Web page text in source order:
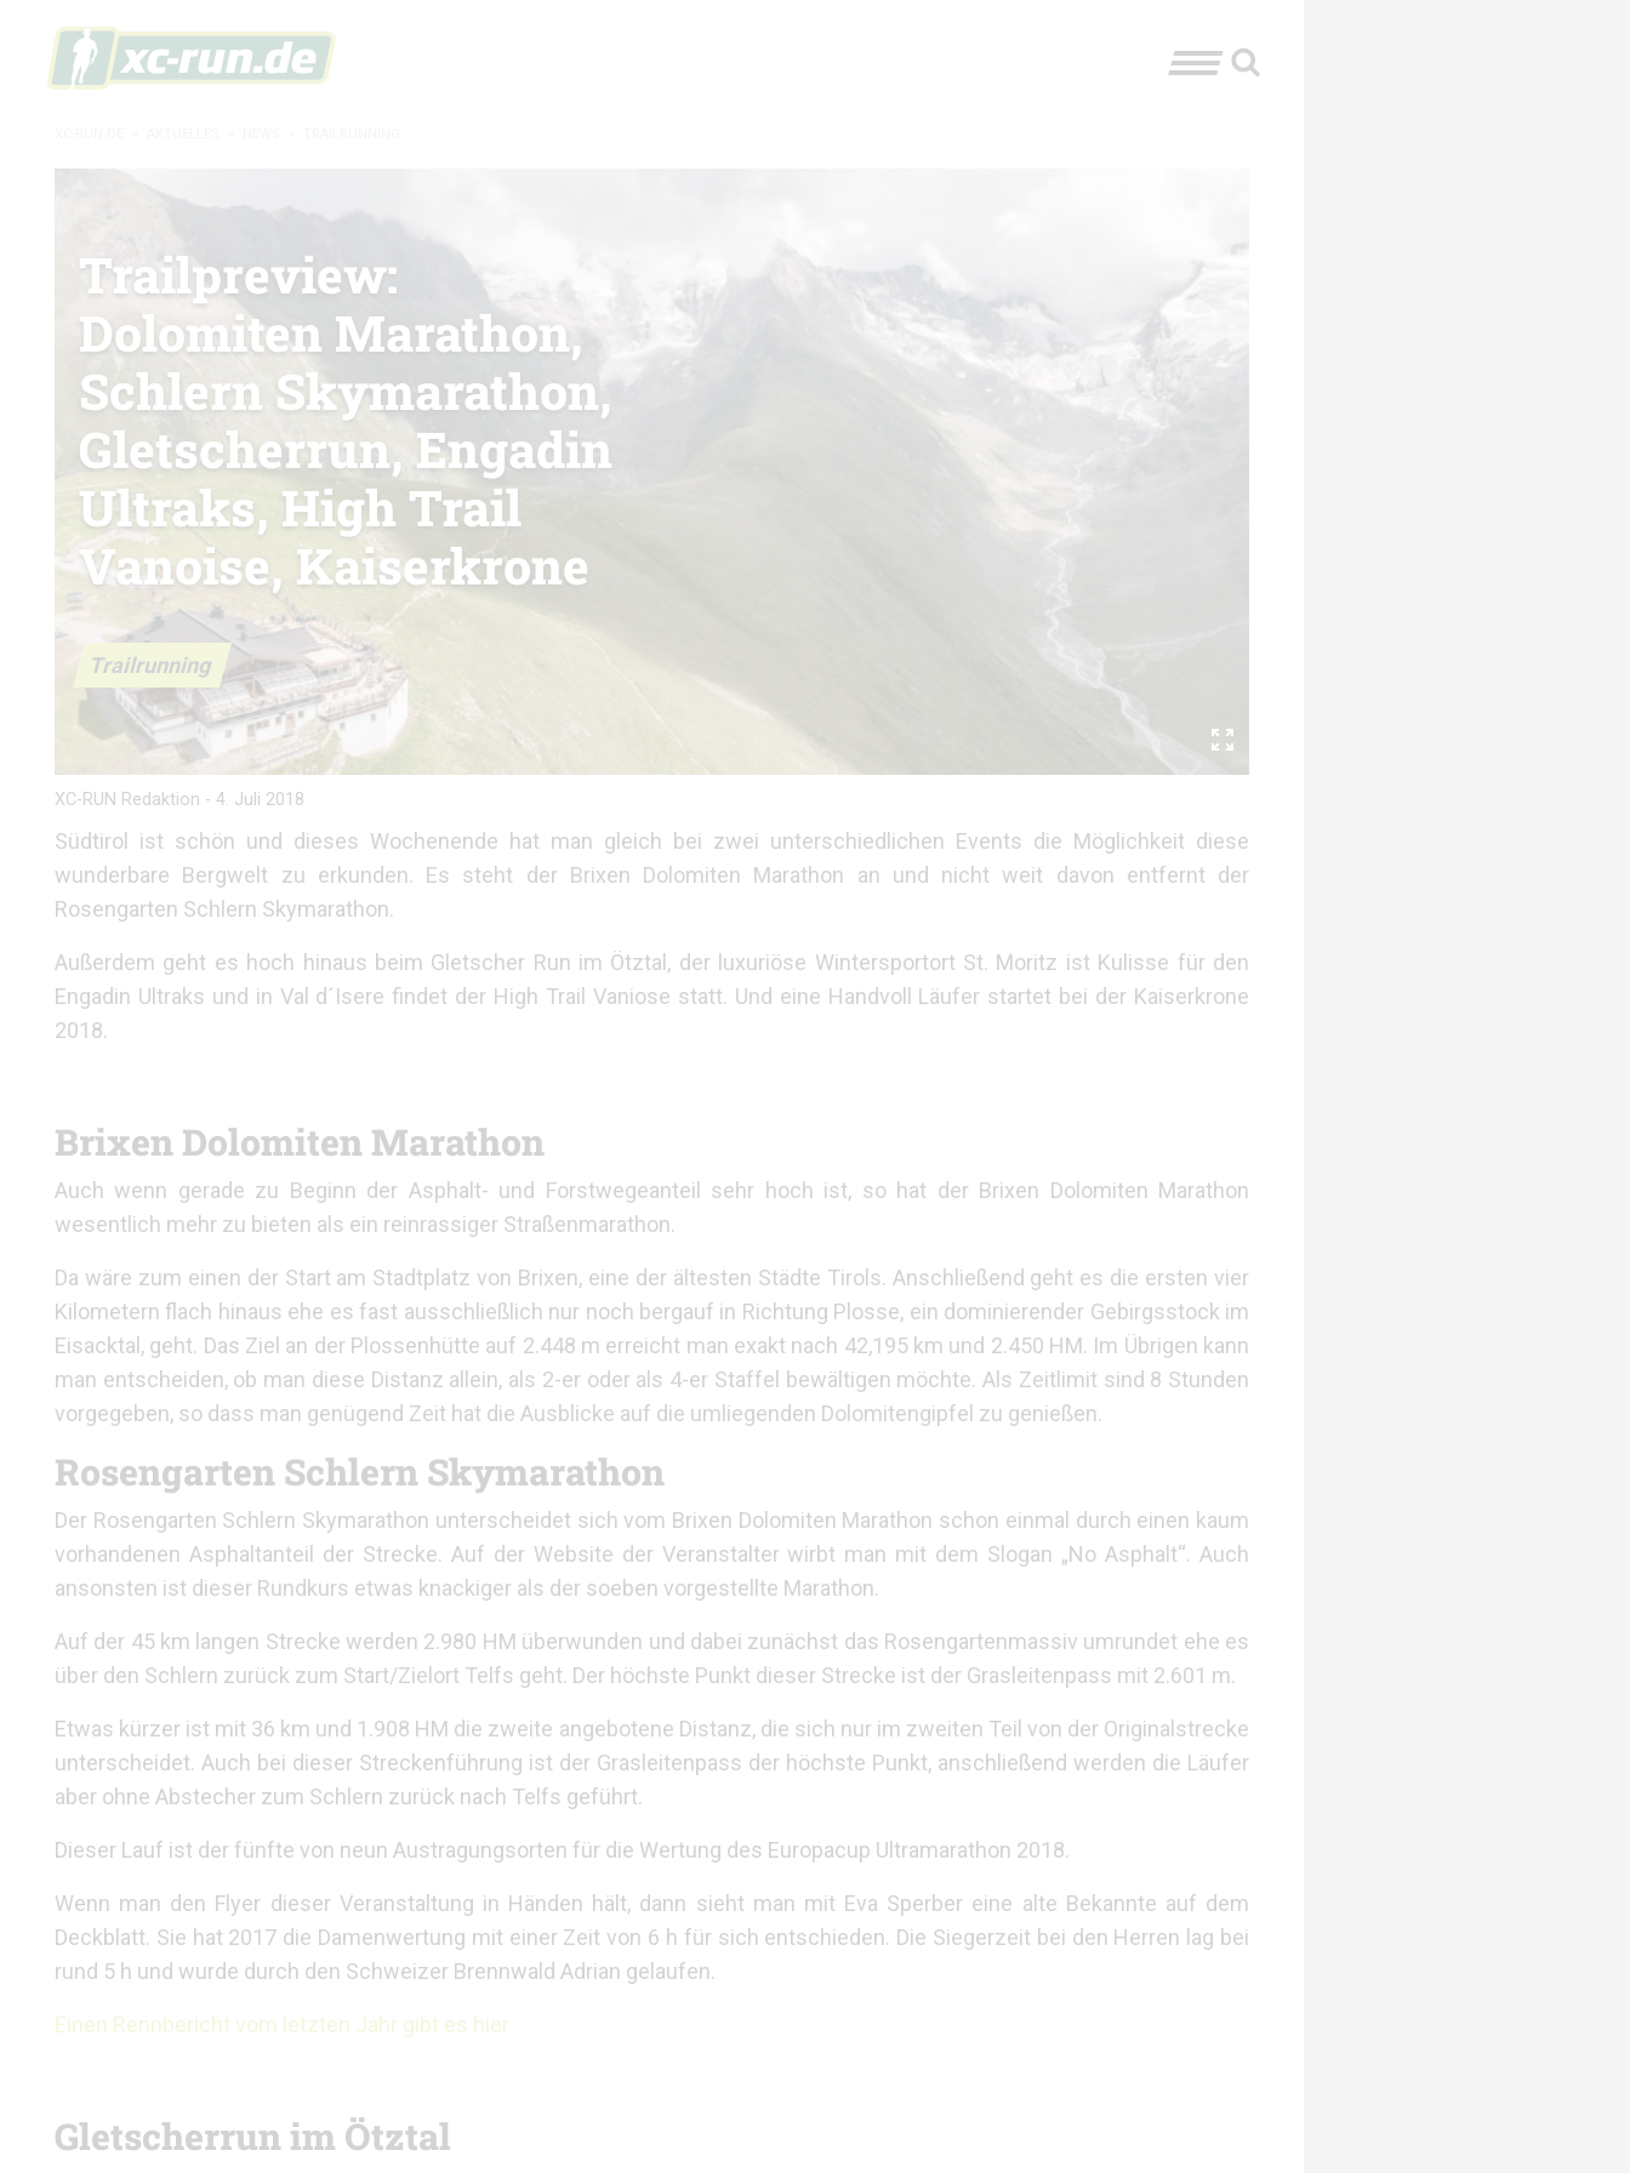
Trailrunning
Trailpreview:
Dolomiten Marathon,
Schlern Skymarathon,
Gletscherrun, Engadin
Ultraks, High Trail
Vanoise, Kaiserkrone
XC-RUN Redaktion - 4. Juli 2018
Südtirol ist schön und dieses Wochenende hat man gleich bei zwei unterschiedlichen Events die Möglichkeit diese
wunderbare Bergwelt zu erkunden. Es steht der Brixen Dolomiten Marathon an und nicht weit davon entfernt der
Rosengarten Schlern Skymarathon.
Außerdem geht es hoch hinaus beim Gletscher Run im Ötztal, der luxuriöse Wintersportort St. Moritz ist Kulisse für den
Engadin Ultraks und in Val d´Isere findet der High Trail Vaniose statt. Und eine Handvoll Läufer startet bei der Kaiserkrone
2018.
Brixen Dolomiten Marathon
Auch wenn gerade zu Beginn der Asphalt- und Forstwegeanteil sehr hoch ist, so hat der Brixen Dolomiten Marathon
wesentlich mehr zu bieten als ein reinrassiger Straßenmarathon.
Da wäre zum einen der Start am Stadtplatz von Brixen, eine der ältesten Städte Tirols. Anschließend geht es die ersten vier
Kilometern flach hinaus ehe es fast ausschließlich nur noch bergauf in Richtung Plosse, ein dominierender Gebirgsstock im
Eisacktal, geht. Das Ziel an der Plossenhütte auf 2.448 m erreicht man exakt nach 42,195 km und 2.450 HM. Im Übrigen kann
man entscheiden, ob man diese Distanz allein, als 2-er oder als 4-er Staffel bewältigen möchte. Als Zeitlimit sind 8 Stunden
vorgegeben, so dass man genügend Zeit hat die Ausblicke auf die umliegenden Dolomitengipfel zu genießen.
Rosengarten Schlern Skymarathon
Der Rosengarten Schlern Skymarathon unterscheidet sich vom Brixen Dolomiten Marathon schon einmal durch einen kaum
vorhandenen Asphaltanteil der Strecke. Auf der Website der Veranstalter wirbt man mit dem Slogan „No Asphalt“. Auch
ansonsten ist dieser Rundkurs etwas knackiger als der soeben vorgestellte Marathon.
Auf der 45 km langen Strecke werden 2.980 HM überwunden und dabei zunächst das Rosengartenmassiv umrundet ehe es
über den Schlern zurück zum Start/Zielort Telfs geht. Der höchste Punkt dieser Strecke ist der Grasleitenpass mit 2.601 m.
Etwas kürzer ist mit 36 km und 1.908 HM die zweite angebotene Distanz, die sich nur im zweiten Teil von der Originalstrecke
unterscheidet. Auch bei dieser Streckenführung ist der Grasleitenpass der höchste Punkt, anschließend werden die Läufer
aber ohne Abstecher zum Schlern zurück nach Telfs geführt.
Dieser Lauf ist der fünfte von neun Austragungsorten für die Wertung des Europacup Ultramarathon 2018.
Wenn man den Flyer dieser Veranstaltung in Händen hält, dann sieht man mit Eva Sperber eine alte Bekannte auf dem
Deckblatt. Sie hat 2017 die Damenwertung mit einer Zeit von 6 h für sich entschieden. Die Siegerzeit bei den Herren lag bei
rund 5 h und wurde durch den Schweizer Brennwald Adrian gelaufen.
Einen Rennbericht vom letzten Jahr gibt es hier
Gletscherrun im Ötztal